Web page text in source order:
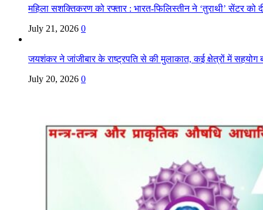
महिला सशक्तिकरण को रफ्तार : भारत-फिलिस्तीन ने ‘तुराथी’ सेंटर को
July 21, 2026 0
जयशंकर ने जांजीबार के राष्ट्रपति से की मुलाकात, कई क्षेत्रों में सहयोग
July 20, 2026 0